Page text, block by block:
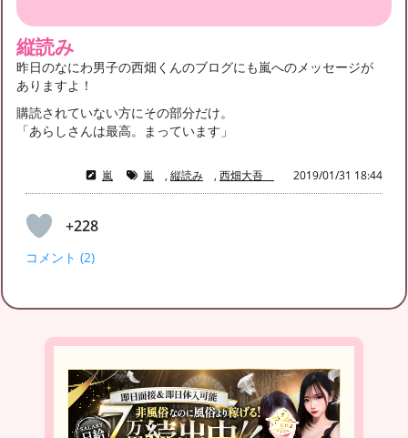
縦読み
昨日のなにわ男子の西畑くんのブログにも嵐へのメッセージが
ありますよ！
購読されていない方にその部分だけ。
「あらしさんは最高。まっています」
嵐 嵐 , 縦読み , 西畑大吾 2019/01/31 18:44
+228
コメント (2)